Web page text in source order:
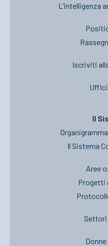
L’intelligenza
Iscriviti
Il
Il Sistema
Aree
Progetti